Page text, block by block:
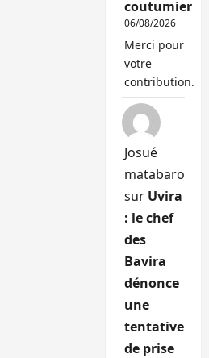
coutumier
06/08/2026
Merci pour
votre
contribution.
Josué
matabaro
sur Uvira
: le chef
des
Bavira
dénonce
une
tentative
de prise